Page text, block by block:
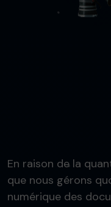
En raison de la
que nous gérons
numérique des